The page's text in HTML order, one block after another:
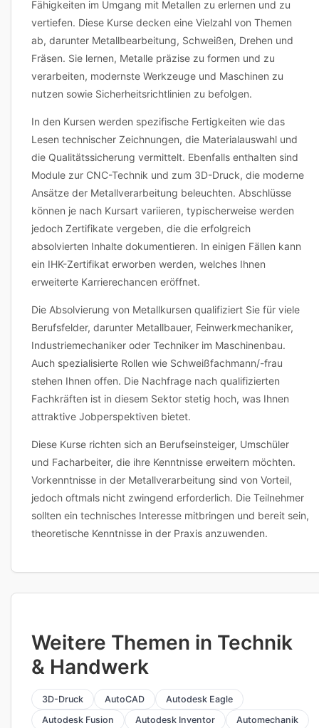
Fähigkeiten im Umgang mit Metallen zu erlernen und zu
vertiefen. Diese Kurse decken eine Vielzahl von Themen
ab, darunter Metallbearbeitung, Schweißen, Drehen und
Fräsen. Sie lernen, Metalle präzise zu formen und zu
verarbeiten, modernste Werkzeuge und Maschinen zu
nutzen sowie Sicherheitsrichtlinien zu befolgen.
In den Kursen werden spezifische Fertigkeiten wie das
Lesen technischer Zeichnungen, die Materialauswahl und
die Qualitätssicherung vermittelt. Ebenfalls enthalten sind
Module zur CNC-Technik und zum 3D-Druck, die moderne
Ansätze der Metallverarbeitung beleuchten. Abschlüsse
können je nach Kursart variieren, typischerweise werden
jedoch Zertifikate vergeben, die die erfolgreich
absolvierten Inhalte dokumentieren. In einigen Fällen kann
ein IHK-Zertifikat erworben werden, welches Ihnen
erweiterte Karrierechancen eröffnet.
Die Absolvierung von Metallkursen qualifiziert Sie für viele
Berufsfelder, darunter Metallbauer, Feinwerkmechaniker,
Industriemechaniker oder Techniker im Maschinenbau.
Auch spezialisierte Rollen wie Schweißfachmann/-frau
stehen Ihnen offen. Die Nachfrage nach qualifizierten
Fachkräften ist in diesem Sektor stetig hoch, was Ihnen
attraktive Jobperspektiven bietet.
Diese Kurse richten sich an Berufseinsteiger, Umschüler
und Facharbeiter, die ihre Kenntnisse erweitern möchten.
Vorkenntnisse in der Metallverarbeitung sind von Vorteil,
jedoch oftmals nicht zwingend erforderlich. Die Teilnehmer
sollten ein technisches Interesse mitbringen und bereit sein,
theoretische Kenntnisse in der Praxis anzuwenden.
Weitere Themen in Technik
& Handwerk
3D-Druck AutoCAD
Autodesk Eagle
Autodesk Fusion
Autodesk Inventor
Automechanik